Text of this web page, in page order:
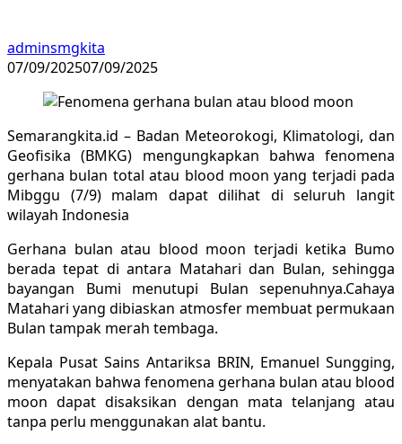
adminsmgkita
07/09/202507/09/2025
Semarangkita.id – Badan Meteorokogi, Klimatologi, dan
Geofisika (BMKG) mengungkapkan bahwa fenomena
gerhana bulan total atau blood moon yang terjadi pada
Mibggu (7/9) malam dapat dilihat di seluruh langit
wilayah Indonesia
Gerhana bulan atau blood moon terjadi ketika Bumo
berada tepat di antara Matahari dan Bulan, sehingga
bayangan Bumi menutupi Bulan sepenuhnya.Cahaya
Matahari yang dibiaskan atmosfer membuat permukaan
Bulan tampak merah tembaga.
Kepala Pusat Sains Antariksa BRIN, Emanuel Sungging,
menyatakan bahwa fenomena gerhana bulan atau blood
moon dapat disaksikan dengan mata telanjang atau
tanpa perlu menggunakan alat bantu.